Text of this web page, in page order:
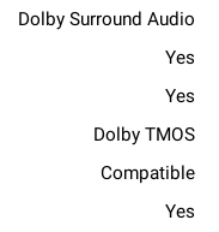
Dolby Surround Audio
Yes
Yes
Dolby TMOS
Compatible
Yes